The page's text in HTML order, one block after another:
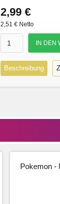
2,99 €
2,51 € Netto
Beschreibung
Pokemon -